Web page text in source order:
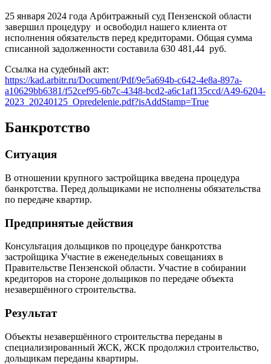
25 января 2024 года Арбитражный суд Пензенской области
завершил процедуру и освободил нашего клиента от
исполнения обязательств перед кредиторами. Общая сумма
списанной задолженности составила 630 481,44 руб.
Ссылка на судебный акт:
https://kad.arbitr.ru/Document/Pdf/9e5a694b-c642-4e8a-897a-
a10629bb6381/f52cef95-6b7c-4348-bcd2-a6c1af135ccd/A49-6204-
2023_20240125_Opredelenie.pdf?isAddStamp=True
Банкротство
Ситуация
В отношении крупного застройщика введена процедура
банкротства. Перед дольщиками не исполнены обязательства
по передаче квартир.
Предпринятые действия
Консультация дольщиков по процедуре банкротства
застройщика Участие в еженедельных совещаниях в
Правительстве Пензенской области. Участие в собирании
кредиторов на стороне дольщиков по передаче объекта
незавершённого строительства.
Результат
Объекты незавершённого строительства переданы в
специализированный ЖСК, ЖСК продолжил строительство,
дольщикам переданы квартиры.